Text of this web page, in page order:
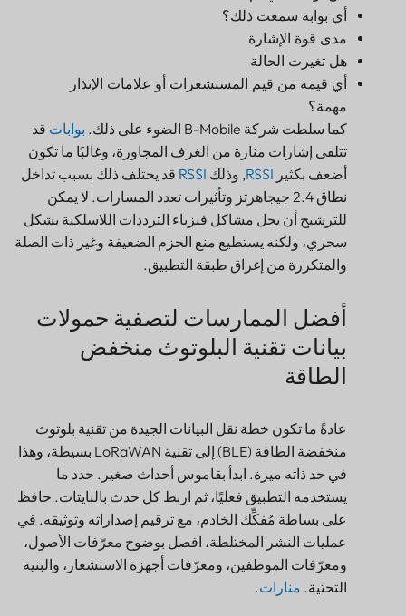
مدى قوة الإشارة
هل تغيرت الحالة
أي قيمة من قيم المستشعرات أو علامات الإنذار
مهمة؟
كما سلطت شركة B-Mobile الضوء على ذلك.
تتلقى إشارات منارة من الغرف المجاورة، وغالبًا ما تكون
أضعف بكثيرRSSI , وذلكRSSI قد يختلف ذلك بسبب تداخل
نطاق 2.4 جيجاهرتز وتأثيرات تعدد المسارات. لا يمكن
للترشيح أن يحل مشاكل فيزياء الترددات اللاسلكية بشكل
سحري، ولكنه يستطيع منع الحزم الضعيفة وغير ذات الصلة
والمتكررة من إغراق طبقة التطبيق.
بيانات تقنية البلوتوث منخفض
الطاقة
منخفضة الطاقة (BLE) إلى تقنية LoRaWAN بسيطة، وهذا
في حد ذاته ميزة. ابدأ بقاموس أحداث صغير. حدد ما
يستخدمه التطبيق فعليًا، ثم اربط كل حدث بالبايتات. حافظ
على بساطة مُفكِّك الخادم، مع ترقيم إصداراته وتوثيقه. في
عمليات النشر المختلطة، افصل بوضوح معرّفات الأصول،
ومعرّفات الموظفين، ومعرّفات أجهزة الاستشعار، والبنية
التحتية.منارات.